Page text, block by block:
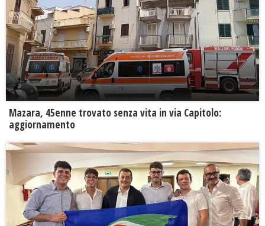
Mazara, 45enne trovato senza vita in via Capitolo:
aggiornamento